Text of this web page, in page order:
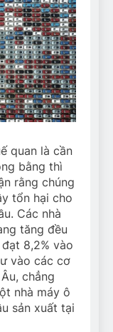
quan là cần
bằng thì
rằng chúng
tổn hại cho
Các nhà
tăng đều
8,2% vào
vào các cơ
chẳng
nhà máy ô
sản xuất tại